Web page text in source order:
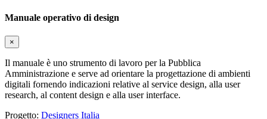
Manuale operativo di design
×
Il manuale è uno strumento di lavoro per la Pubblica
Amministrazione e serve ad orientare la progettazione di ambienti
digitali fornendo indicazioni relative al service design, alla user
research, al content design e alla user interface.
Progetto: Designers Italia